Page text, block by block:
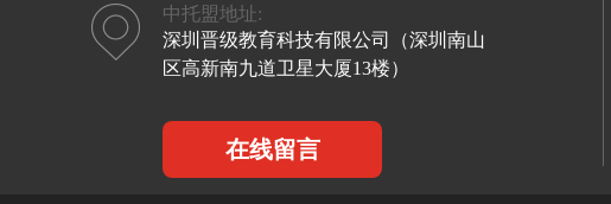
中托盟地址:
深圳晋级教育科技有限公司（深圳南山
区高新南九道卫星大厦13楼）
在线留言